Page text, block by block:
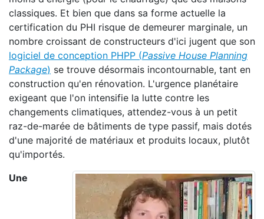
classiques. Et bien que dans sa forme actuelle la
certification du PHI risque de demeurer marginale, un
nombre croissant de constructeurs d'ici jugent que son
logiciel de conception PHPP (Passive House Planning
Package) se trouve désormais incontournable, tant en
construction qu'en rénovation. L'urgence planétaire
exigeant que l'on intensifie la lutte contre les
changements climatiques, attendez-vous à un petit
raz-de-marée de bâtiments de type passif, mais dotés
d'une majorité de matériaux et produits locaux, plutôt
qu'importés.
Une